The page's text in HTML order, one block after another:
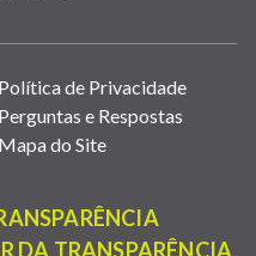
Política de Privacidade
Perguntas e Respostas
Mapa do Site
(LINK
ABRE
DA TRANSPARÊNCIA